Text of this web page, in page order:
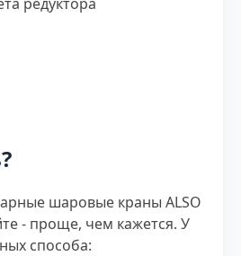
шаровые краны ALSO
- проще, чем кажется. У
способа: